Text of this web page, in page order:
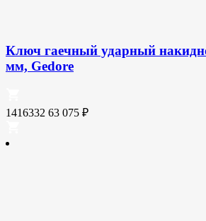
Ключ гаечный ударный
мм, Gedore
1416332 63 075 ₽